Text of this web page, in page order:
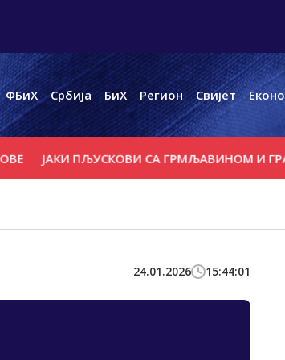
ФБиХ Србија БиХ Регион Свијет
ЈАКИ ПЉУСКОВИ СА ГРМЉАВИНОМ И
24.01.2026 15:44:01